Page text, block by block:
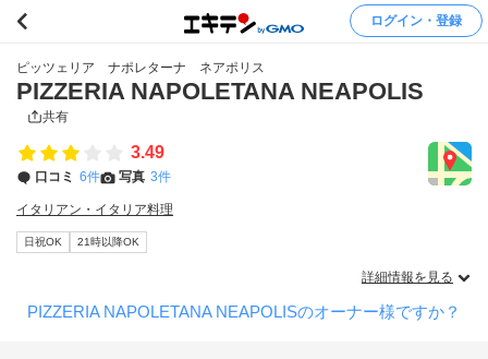
ログイン・登録
ピッツェリア ナポレターナ ネアポリス
PIZZERIA NAPOLETANA NEAPOLIS
共有
3.49
口コミ 6件 写真 3件
イタリアン・イタリア料理
日祝OK 21時以降OK
詳細情報を見る
PIZZERIA NAPOLETANA NEAPOLISのオーナー様ですか？